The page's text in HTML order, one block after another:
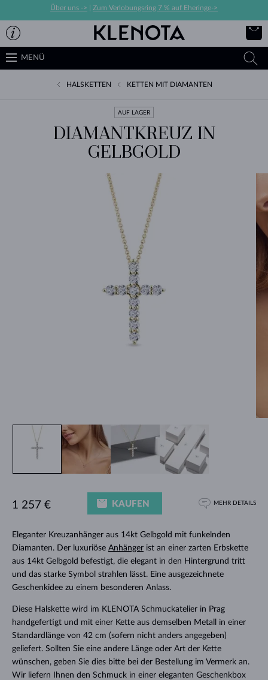
Über uns -> Zum Verlobungsring 7 % auf Eheringe->
MENÜ
HALSKETTEN KETTEN MIT DIAMANTEN
AUF LAGER
DIAMANTKREUZ IN
GELBGOLD
Eleganter Kreuzanhänger aus 14kt Gelbgold mit funkelnden
Diamanten. Der luxuriöse Anhängerist an einer zarten Erbskette
aus 14kt Gelbgold befestigt, die elegant in den Hintergrund tritt
und das starke Symbol strahlen lässt. Eine ausgezeichnete
Geschenkidee zu einem besonderen Anlass.
Diese Halskette wird im KLENOTA Schmuckatelier in Prag
handgefertigt und mit einer Kette aus demselben Metall in einer
Standardlänge von 42 cm (sofern nicht anders angegeben)
geliefert. Sollten Sie eine andere Länge oder Art der Kette
wünschen, geben Sie dies bitte bei der Bestellung im Vermerk an.
Wir liefern Ihnen den Schmuck in einer eleganten Geschenkbox
1 257 € KAUFEN MEHR DETAILS